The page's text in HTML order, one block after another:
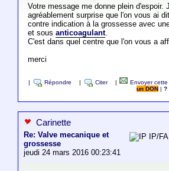
Votre message me donne plein d'espoir.
agréablement surprise que l'on vous ai
contre indication à la grossesse avec
et sous anticoagulant.
C'est dans quel centre que l'on vous a
merci
Répondre Citer Envoyer
un DON
|?
Carinette
Re: Valve mecanique et
grossesse
jeudi 24 mars 2016 00:23:41
IP/